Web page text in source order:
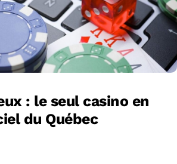
: le seul casino en
du Québec